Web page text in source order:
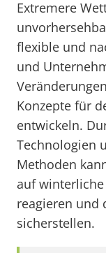
Extremere
flexible und
und
Konzepte für
entwickeln.
Technologien
Methoden
auf
reagieren und
sicherstellen.